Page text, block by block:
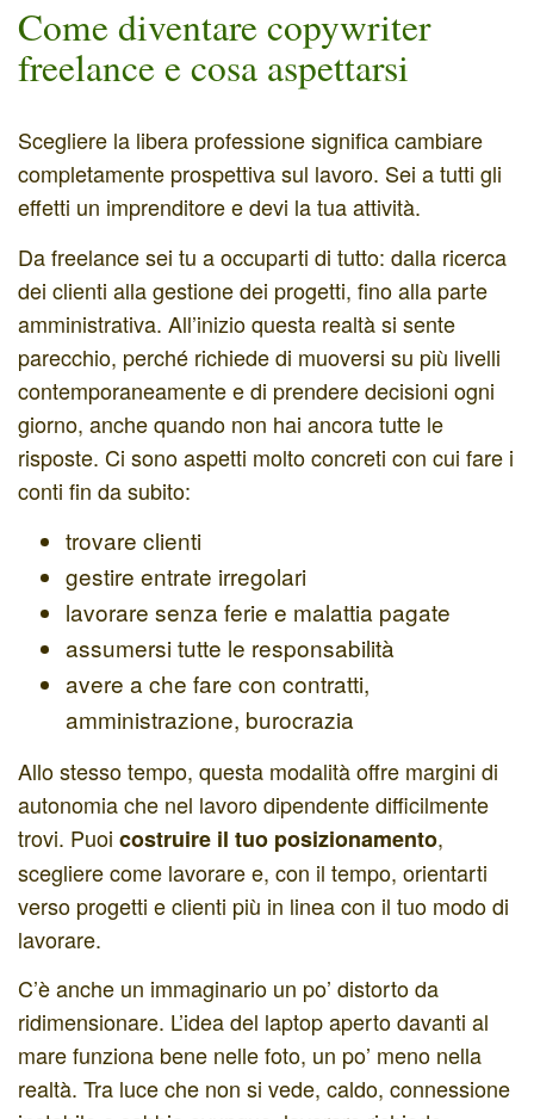
Come diventare copywriter
freelance e cosa aspettarsi
Scegliere la libera professione significa cambiare
completamente prospettiva sul lavoro. Sei a tutti gli
effetti un imprenditore e devi la tua attività.
Da freelance sei tu a occuparti di tutto: dalla ricerca
dei clienti alla gestione dei progetti, fino alla parte
amministrativa. All’inizio questa realtà si sente
parecchio, perché richiede di muoversi su più livelli
contemporaneamente e di prendere decisioni ogni
giorno, anche quando non hai ancora tutte le
risposte. Ci sono aspetti molto concreti con cui fare i
conti fin da subito:
trovare clienti
gestire entrate irregolari
lavorare senza ferie e malattia pagate
assumersi tutte le responsabilità
avere a che fare con contratti,
amministrazione, burocrazia
Allo stesso tempo, questa modalità offre margini di
autonomia che nel lavoro dipendente difficilmente
trovi. Puoi costruire il tuo posizionamento,
scegliere come lavorare e, con il tempo, orientarti
verso progetti e clienti più in linea con il tuo modo di
lavorare.
C’è anche un immaginario un po’ distorto da
ridimensionare. L’idea del laptop aperto davanti al
mare funziona bene nelle foto, un po’ meno nella
realtà. Tra luce che non si vede, caldo, connessione